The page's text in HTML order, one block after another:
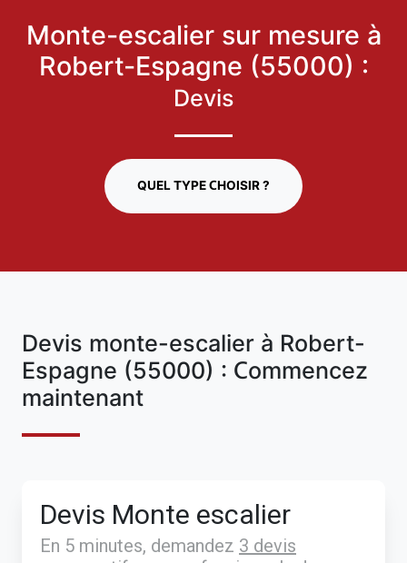
Monte-escalier sur mesure à
Robert-Espagne (55000) :
Devis
QUEL TYPE CHOISIR ?
Devis monte-escalier à Robert-
Espagne (55000) : Commencez
maintenant
Devis Monte escalier
En 5 minutes, demandez 3 devis